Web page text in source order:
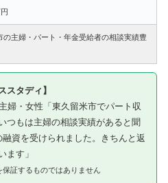
の主婦・パート・年金受給者の相談実績豊
スタディ】
婦・女性「東久留米市でパート収
つもは主婦の相談実績があると聞
資を受けられました。きちんと返
ます」
証するものではありません